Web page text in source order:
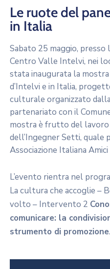
Le ruote del
in Italia
Sabato 25 maggio, presso
Centro Valle Intelvi, nei
stata inaugurata la
d’Intelvi e in Italia,
culturale organizzato
partenariato con il
mostra è frutto del lavoro
dell’Ingegner Setti, quale
Associazione Italiana
L’evento rientra nel
La cultura che accoglie –
volto – Intervento 2
comunicare: la
strumento di promozione.